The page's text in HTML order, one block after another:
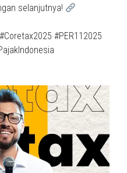
selanjutnya!
#PER112025